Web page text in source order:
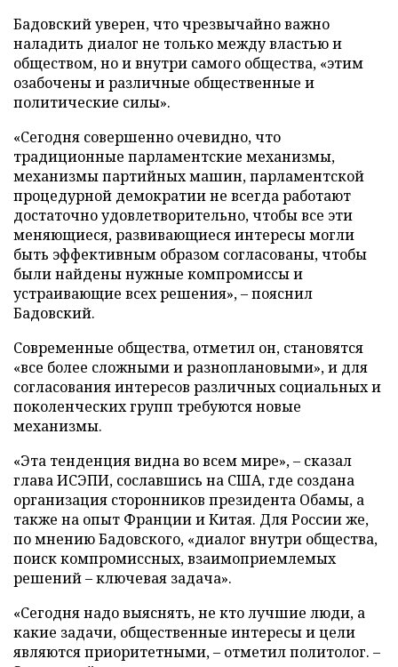
Бадовский уверен, что чрезвычайно важно
наладить диалог не только между властью и
обществом, но и внутри самого общества, «этим
озабочены и различные общественные и
политические силы».
«Сегодня совершенно очевидно, что
традиционные парламентские механизмы,
механизмы партийных машин, парламентской
процедурной демократии не всегда работают
достаточно удовлетворительно, чтобы все эти
меняющиеся, развивающиеся интересы могли
быть эффективным образом согласованы, чтобы
были найдены нужные компромиссы и
устраивающие всех решения», – пояснил
Бадовский.
Современные общества, отметил он, становятся
«все более сложными и разноплановыми», и для
согласования интересов различных социальных и
поколенческих групп требуются новые
механизмы.
«Эта тенденция видна во всем мире», – сказал
глава ИСЭПИ, сославшись на США, где создана
организация сторонников президента Обамы, а
также на опыт Франции и Китая. Для России же,
по мнению Бадовского, «диалог внутри общества,
поиск компромиссных, взаимоприемлемых
решений – ключевая задача».
«Сегодня надо выяснять, не кто лучшие люди, а
какие задачи, общественные интересы и цели
являются приоритетными, – отметил политолог. –